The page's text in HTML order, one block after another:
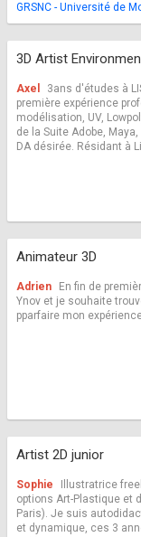
GRSNC - Université de
3D Artist
Axel
3ans d'études à
première expérience
modélisation, UV,
de la Suite Adobe,
DA désirée. Résidant à
Animateur 3D
Adrien
En fin de
Ynov et je souhaite
pparfaire mon
Artist 2D junior
Sophie
Illustratrice
options Art-Plastique et
Paris). Je suis
et dynamique, ces 3